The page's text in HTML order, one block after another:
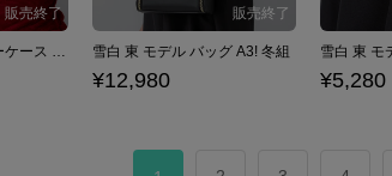
有栖川 誉 モデル キーケース A3! 冬組 雪白 東 モデル バッグ A3! 冬組
¥12,980 ¥5,280